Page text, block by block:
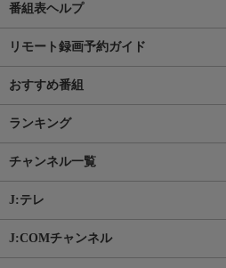
番組表ヘルプ
リモート録画予約ガイド
おすすめ番組
ランキング
チャンネル一覧
J:テレ
J:COMチャンネル